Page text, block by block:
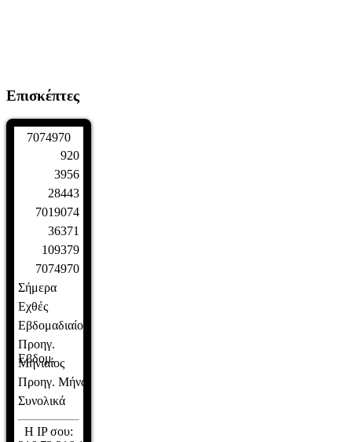
Επισκέπτες
7074970
Σήμερα
Εχθές
Εβδομαδιαίος
Προηγ.
Εβδομ.
Μηνιαίος
Προηγ. Μήνα
Συνολικά
920
3956
28443
7019074
36371
109379
7074970
Η IP σου: